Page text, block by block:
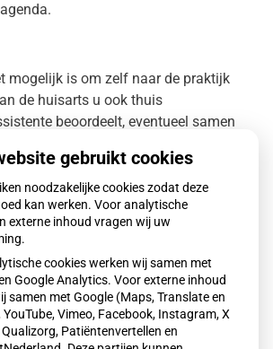
mogelijk is om zelf naar de praktijk
de huisarts u ook thuis
beoordeelt, eventueel samen
of een huisbezoek afgelegd wordt.
bedoeld voor mensen die door hun
niet in staat zijn naar de praktijk
zijn niet bedoeld voor mensen die
om naar het gewone spreekuur te
kinderen. In de praktijk zijn de
onderzoek en behandeling
aanvragen van een huisbezoekvoor
gebruikt cookies
noodzakelijke cookies zodat deze
kan werken. Voor analytische
externe inhoud vragen wij uw
cookies werken wij samen met
Google Analytics. Voor externe inhoud
samen met Google (Maps, Translate en
YouTube, Vimeo, Facebook, Instagram, X
Patiëntenvertellen en